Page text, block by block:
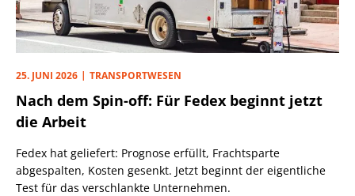
25. JUNI 2026 TRANSPORTWESEN
Nach dem Spin-off: Für Fedex beginnt jetzt
die Arbeit
Fedex hat geliefert: Prognose erfüllt, Frachtsparte
abgespalten, Kosten gesenkt. Jetzt beginnt der eigentliche
Test für das verschlankte Unternehmen.